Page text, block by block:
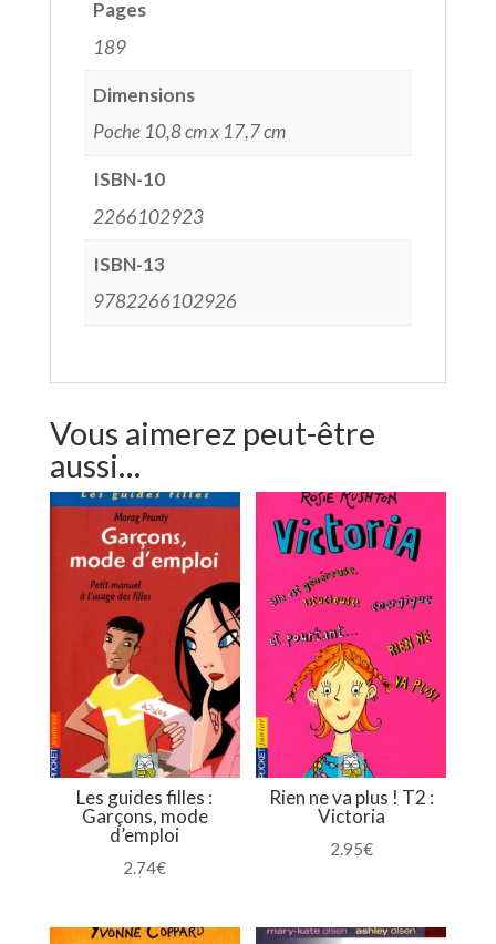
Pages
189
Dimensions
Poche 10,8 cm x 17,7 cm
ISBN-10
2266102923
ISBN-13
9782266102926
Vous aimerez peut-être
aussi…
Les guides filles :
Garçons, mode
d’emploi
2.74€
Rien ne va plus ! T2 :
Victoria
2.95€